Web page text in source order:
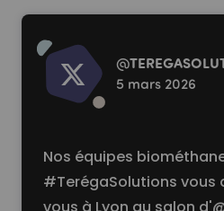
Read more
@
5 mars 2026
Nos équipes
#TerégaSolutions vous